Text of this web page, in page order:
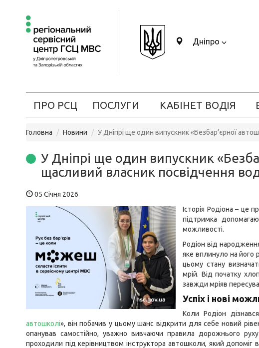
Дніпро
ПРО РСЦ ПОСЛУГИ КАБІНЕТ ВОДІЯ
Головна Новини У Дніпрі ще один випускник «Безбар’єрної
У Дніпрі ще один випускник
щасливий власник посвідчення
05 Січня 2026
Історія Родіона – це
підтримка
можливості.
Родіон від
яке вплинуло на його
цьому стану
мрій. Від початку
завжди мріяв
Успіх і нові
Коли Родіон
автошколі», він побачив у цьому шанс відкрити для себе новий
опанував самостійно, уважно вивчаючи правила дорожнього
проходили під керівництвом інструктора автошколи, який допоміг